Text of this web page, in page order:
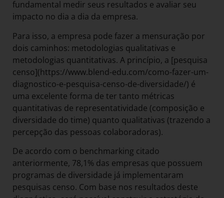
fundamental medir seus resultados e avaliar seu
impacto no dia a dia da empresa.
Para isso, a empresa pode fazer a mensuração por
dois caminhos: metodologias qualitativas e
metodologias quantitativas. A princípio, a [pesquisa
censo](https://www.blend-edu.com/como-fazer-um-
diagnostico-e-pesquisa-censo-de-diversidade/) é
uma excelente forma de ter tanto métricas
quantitativas de representatividade (composição e
diversidade do time) quanto qualitativas (trazendo a
percepção das pessoas colaboradoras).
De acordo com o benchmarking citado
anteriormente, 78,1% das empresas que possuem
programas de diversidade já implementaram
pesquisas censo. Com base nos resultados deste